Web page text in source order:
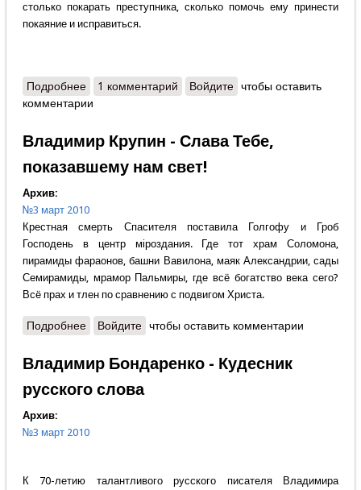
столько покарать преступника, сколько помочь ему принести
покаяние и исправиться.
Подробнеео Александр Крутов - Слово редактора -
Милосердие выше правосудия
1 комментарий Войдите чтобы оставить
комментарии
Владимир Крупин - Слава Тебе,
показавшему нам свет!
Архив:
№3 март 2010
Крестная смерть Спасителя поставила Голгофу и Гроб
Господень в центр мiроздания. Где тот храм Соломона,
пирамиды фараонов, башни Вавилона, маяк Александрии, сады
Семирамиды, мрамор Пальмиры, где всё богатство века сего?
Всё прах и тлен по сравнению с подвигом Христа.
Подробнеео Владимир Крупин - Слава Тебе, показавшему
Войдите чтобы оставить комментарии
Владимир Бондаренко - Кудесник
русского слова
Архив:
№3 март 2010
К 70-летию талантливого русского писателя Владимира